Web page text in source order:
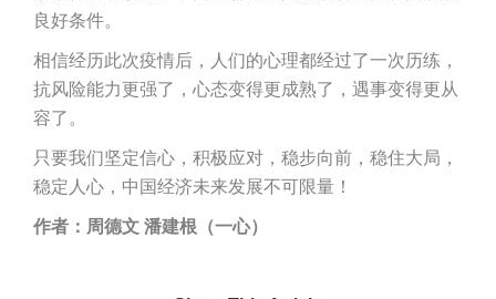
良好条件。
相信经历此次疫情后，人们的心理都经过了一次历练，
抗风险能力更强了，心态变得更成熟了，遇事变得更从
容了。
只要我们坚定信心，积极应对，稳步向前，稳住大局，
稳定人心，中国经济未来发展不可限量！
作者：周德文 潘建根（一心）